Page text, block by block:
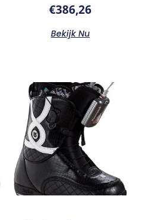
€386,26
Bekijk Nu